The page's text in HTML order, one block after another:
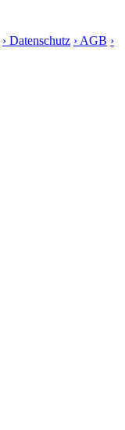
› Datenschutz › AGB ›